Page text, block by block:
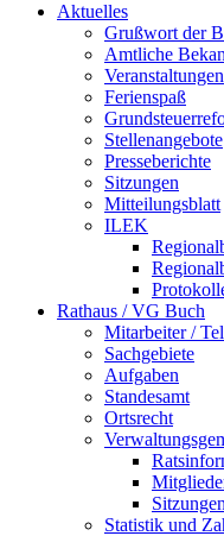
Aktuelles
Grußwort der
Amtliche
Veranstaltungen
Ferienspaß
Stellenangebote
Presseberichte
Sitzungen
Mitteilungsblatt
ILEK
Rathaus / VG Buch
Mitarbeiter /
Sachgebiete
Aufgaben
Standesamt
Ortsrecht
Sitzungen
Statistik und